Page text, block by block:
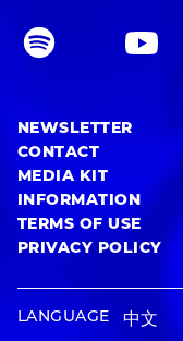
NEWSLETTER
CONTACT
MEDIA KIT
INFORMATION
TERMS OF USE
PRIVACY POLICY
LANGUAGE